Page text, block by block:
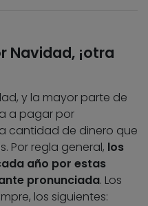
Navidad, ¡otra
y la mayor parte de
a pagar por
cantidad de dinero que
Por regla general, los
año por estas
pronunciada. Los
los siguientes: